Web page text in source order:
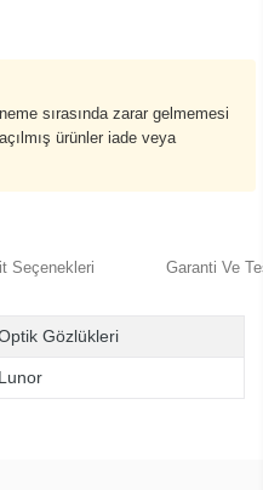
sırasında zarar gelmemesi
ürünler iade veya
Seçenekleri Garanti Ve
Gözlükleri
Lunor